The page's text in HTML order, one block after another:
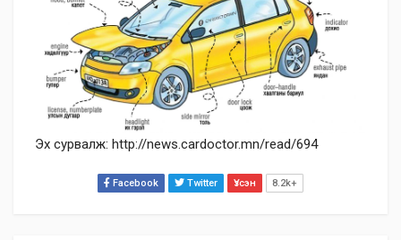
Эх сурвалж: http://news.cardoctor.mn/read/694
Facebook Twitter Үзсэн 8.2k+